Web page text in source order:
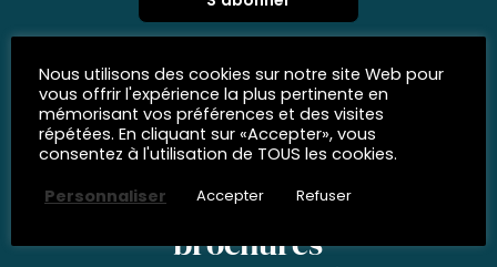
NOS
brochures
Nous utilisons des cookies sur notre site Web pour
vous offrir l'expérience la plus pertinente en
mémorisant vos préférences et des visites
répétées. En cliquant sur «Accepter», vous
consentez à l'utilisation de TOUS les cookies.
Personnaliser
Accepter Refuser